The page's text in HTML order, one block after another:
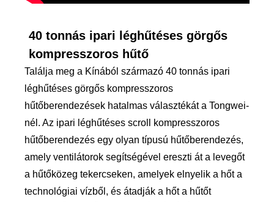
40 tonnás ipari léghűtéses görgős
kompresszoros hűtő
Találja meg a Kínából származó 40 tonnás ipari
léghűtéses görgős kompresszoros
hűtőberendezések hatalmas választékát a Tongwei-
nél. Az ipari léghűtéses scroll kompresszoros
hűtőberendezés egy olyan típusú hűtőberendezés,
amely ventilátorok segítségével ereszti át a levegőt
a hűtőközeg tekercseken, amelyek elnyelik a hőt a
technológiai vízből, és átadják a hőt a hűtőt